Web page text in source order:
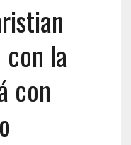
la
con